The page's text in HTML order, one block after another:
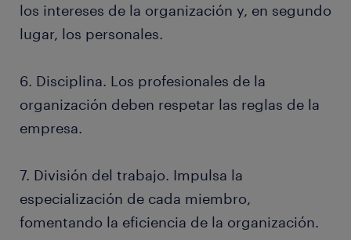
los intereses de la organización y, en segundo
lugar, los personales.
6. Disciplina. Los profesionales de la
organización deben respetar las reglas de la
empresa.
7. División del trabajo. Impulsa la
especialización de cada miembro,
fomentando la eficiencia de la organización.